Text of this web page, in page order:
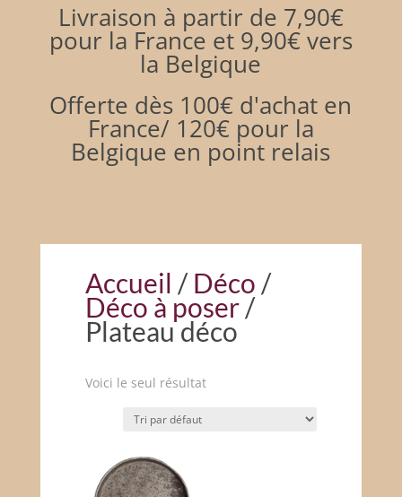
Livraison à partir de 7,90€
pour la France et 9,90€ vers
la Belgique
Offerte dès 100€ d'achat en
France/ 120€ pour la
Belgique en point relais
Accueil /Déco /
Déco à poser/
Plateau déco
Voici le seul résultat